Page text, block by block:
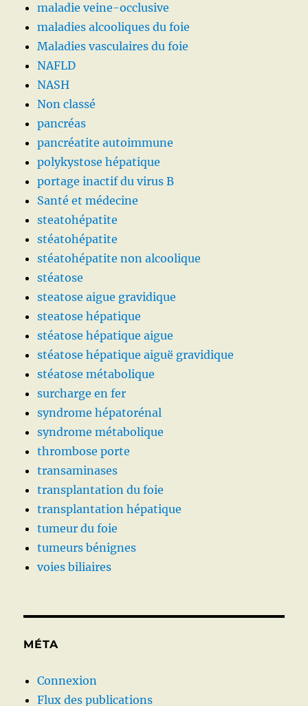
maladie veine-occlusive
maladies alcooliques du foie
Maladies vasculaires du foie
NAFLD
NASH
Non classé
pancréas
pancréatite autoimmune
polykystose hépatique
portage inactif du virus B
Santé et médecine
steatohépatite
stéatohépatite
stéatohépatite non alcoolique
stéatose
steatose aigue gravidique
steatose hépatique
stéatose hépatique aigue
stéatose hépatique aiguë gravidique
stéatose métabolique
surcharge en fer
syndrome hépatorénal
syndrome métabolique
thrombose porte
transaminases
transplantation du foie
transplantation hépatique
tumeur du foie
tumeurs bénignes
voies biliaires
MÉTA
Connexion
Flux des publications